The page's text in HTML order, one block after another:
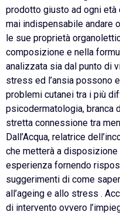
prodotto giusto ad ogni
mai indispensabile andare
le sue proprietà
composizione e nella
analizzata sia dal punto di
stress ed l’ansia possono
problemi cutanei tra i più
psicodermatologia, branca
stretta connessione tra
Dall’Acqua, relatrice
che metterà a
esperienza fornendo
suggerimenti di come
all’ageing e allo stress .
di intervento ovvero